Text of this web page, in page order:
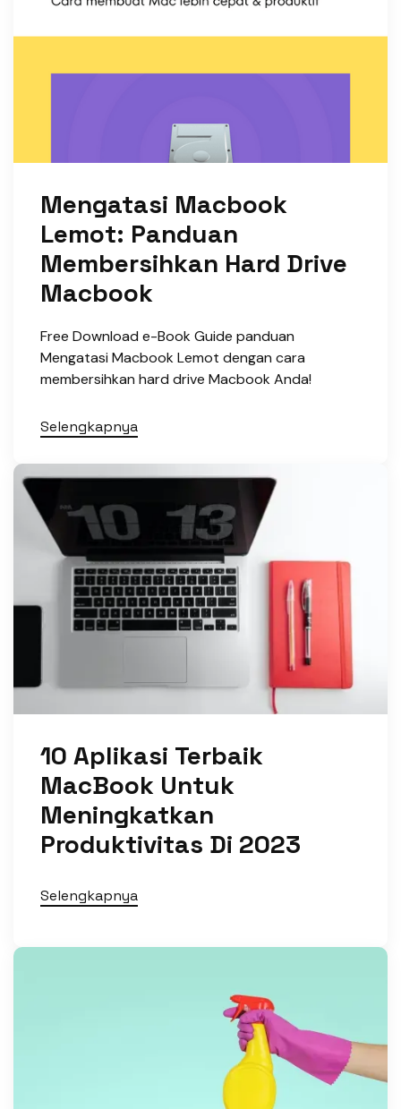
Mengatasi Macbook
Lemot: Panduan
Membersihkan Hard Drive
Macbook
Free Download e-Book Guide panduan
Mengatasi Macbook Lemot dengan cara
membersihkan hard drive Macbook Anda!
Selengkapnya
10 Aplikasi Terbaik
MacBook Untuk
Meningkatkan
Produktivitas Di 2023
Selengkapnya